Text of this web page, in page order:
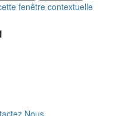
fenêtre contextuelle